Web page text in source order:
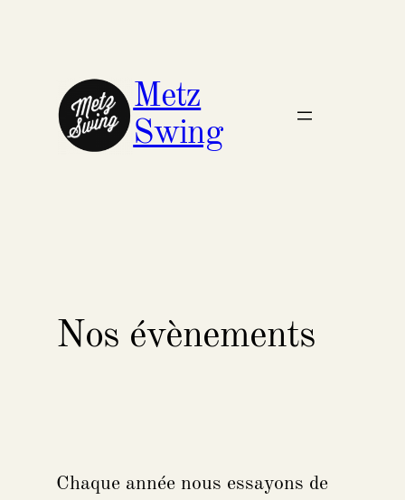
contenu
Metz
Swing
Nos évènements
Chaque année nous essayons de